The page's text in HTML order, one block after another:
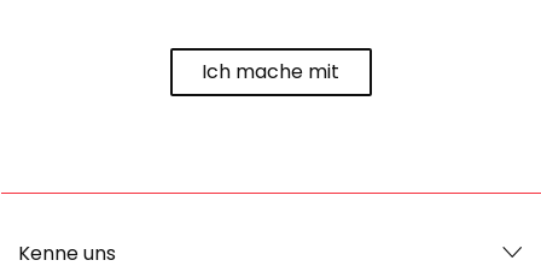
Ich mache mit
Kenne uns